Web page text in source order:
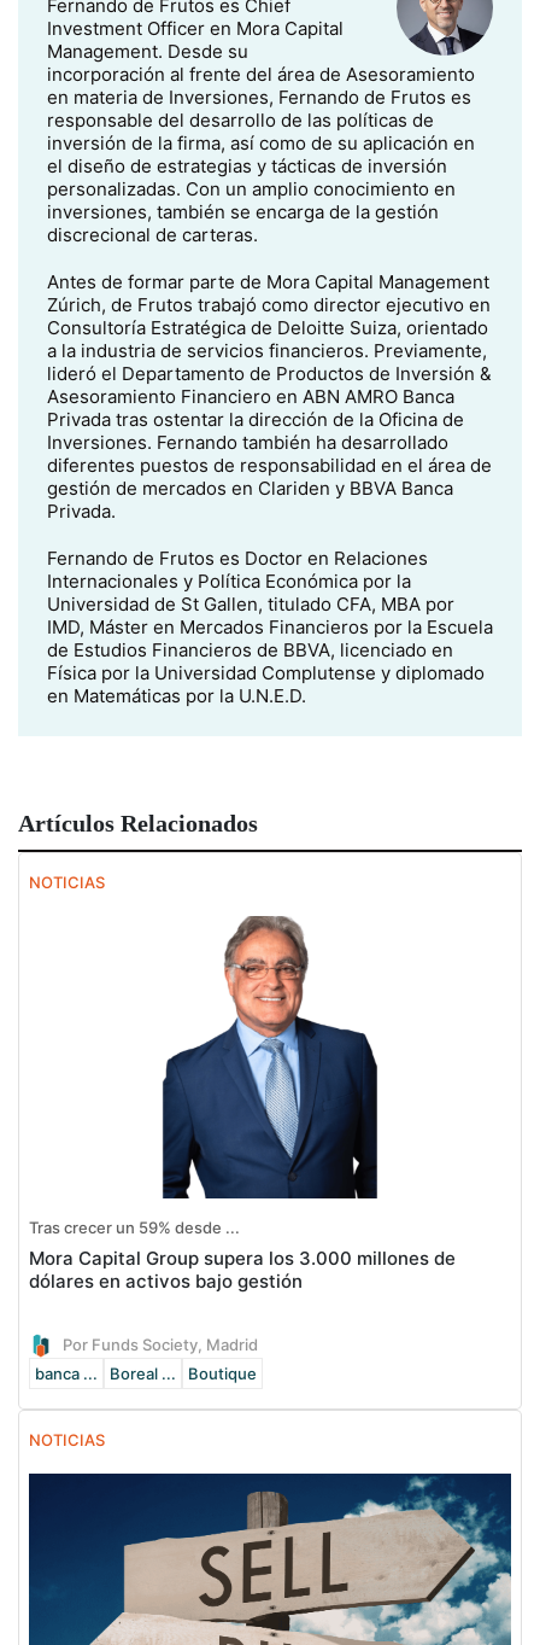
Fernando de Frutos es Chief
Investment Officer en Mora Capital
Management. Desde su
incorporación al frente del área de Asesoramiento
en materia de Inversiones, Fernando de Frutos es
responsable del desarrollo de las políticas de
inversión de la firma, así como de su aplicación en
el diseño de estrategias y tácticas de inversión
personalizadas. Con un amplio conocimiento en
inversiones, también se encarga de la gestión
discrecional de carteras.
Antes de formar parte de Mora Capital Management
Zúrich, de Frutos trabajó como director ejecutivo en
Consultoría Estratégica de Deloitte Suiza, orientado
a la industria de servicios financieros. Previamente,
lideró el Departamento de Productos de Inversión &
Asesoramiento Financiero en ABN AMRO Banca
Privada tras ostentar la dirección de la Oficina de
Inversiones. Fernando también ha desarrollado
diferentes puestos de responsabilidad en el área de
gestión de mercados en Clariden y BBVA Banca
Privada.
Fernando de Frutos es Doctor en Relaciones
Internacionales y Política Económica por la
Universidad de St Gallen, titulado CFA, MBA por
IMD, Máster en Mercados Financieros por la Escuela
de Estudios Financieros de BBVA, licenciado en
Física por la Universidad Complutense y diplomado
en Matemáticas por la U.N.E.D.
Artículos Relacionados
NOTICIAS
Tras crecer un 59% desde ...
Mora Capital Group supera los 3.000 millones de
dólares en activos bajo gestión
Por Funds Society, Madrid
banca ...
Boreal ... Boutique
NOTICIAS